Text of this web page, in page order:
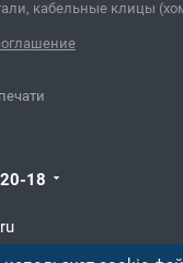
кабельные клицы
18